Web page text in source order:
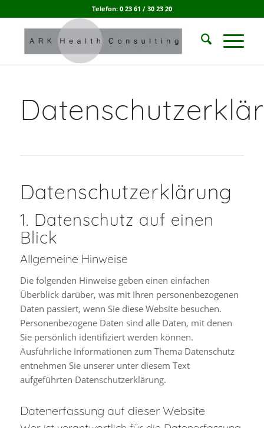
Telefon: 0 23 61 / 30 23 20
Datenschutz­erklärung
1. Datenschutz auf einen
Blick
Allgemeine Hinweise
Die folgenden Hinweise geben einen einfachen
Überblick darüber, was mit Ihren personenbezogenen
Daten passiert, wenn Sie diese Website besuchen.
Personenbezogene Daten sind alle Daten, mit denen
Sie persönlich identifiziert werden können.
Ausführliche Informationen zum Thema Datenschutz
entnehmen Sie unserer unter diesem Text
aufgeführten Datenschutzerklärung.
Datenerfassung auf dieser Website